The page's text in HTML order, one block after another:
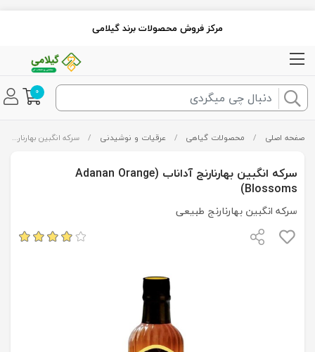
مرکز فروش محصولات برند گیلامی
0
صفحه اصلی / محصولات گیاهی / عرقیات و نوشیدنی / سرکه انگبین بهارنارنج آداناب (Adanan Orange Blossoms)
سرکه انگبین بهارنارنج آداناب (Adanan Orange
Blossoms)
سرکه انگبین بهارنارنج طبیعی